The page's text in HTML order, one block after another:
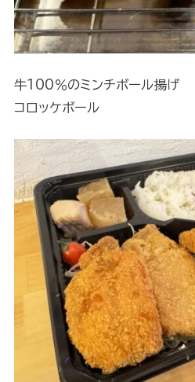
牛100％のミンチボール揚げ
コロッケボール